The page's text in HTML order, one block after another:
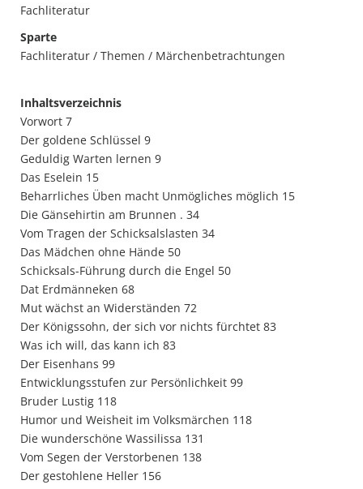
Fachliteratur
Sparte
Fachliteratur / Themen / Märchenbetrachtungen
Inhaltsverzeichnis
Vorwort 7
Der goldene Schlüssel 9
Geduldig Warten lernen 9
Das Eselein 15
Beharrliches Üben macht Unmögliches möglich 15
Die Gänsehirtin am Brunnen . 34
Vom Tragen der Schicksalslasten 34
Das Mädchen ohne Hände 50
Schicksals-Führung durch die Engel 50
Dat Erdmänneken 68
Mut wächst an Widerständen 72
Der Königssohn, der sich vor nichts fürchtet 83
Was ich will, das kann ich 83
Der Eisenhans 99
Entwicklungsstufen zur Persönlichkeit 99
Bruder Lustig 118
Humor und Weisheit im Volksmärchen 118
Die wunderschöne Wassilissa 131
Vom Segen der Verstorbenen 138
Der gestohlene Heller 156